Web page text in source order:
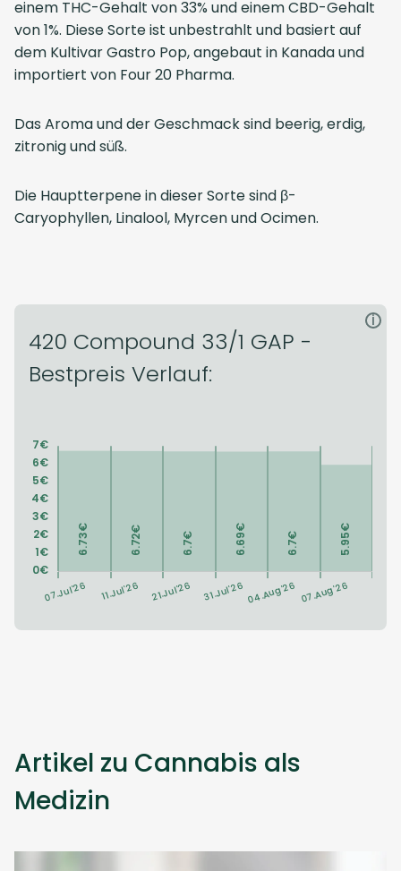
einem THC-Gehalt von 33% und einem CBD-Gehalt
von 1%. Diese Sorte ist unbestrahlt und basiert auf
dem Kultivar Gastro Pop, angebaut in Kanada und
importiert von Four 20 Pharma.
Das Aroma und der Geschmack sind beerig, erdig,
zitronig und süß.
Die Hauptterpene in dieser Sorte sind β-
Caryophyllen, Linalool, Myrcen und Ocimen.
420 Compound 33/1 GAP -
Bestpreis Verlauf:
i
Artikel zu Cannabis als
Medizin